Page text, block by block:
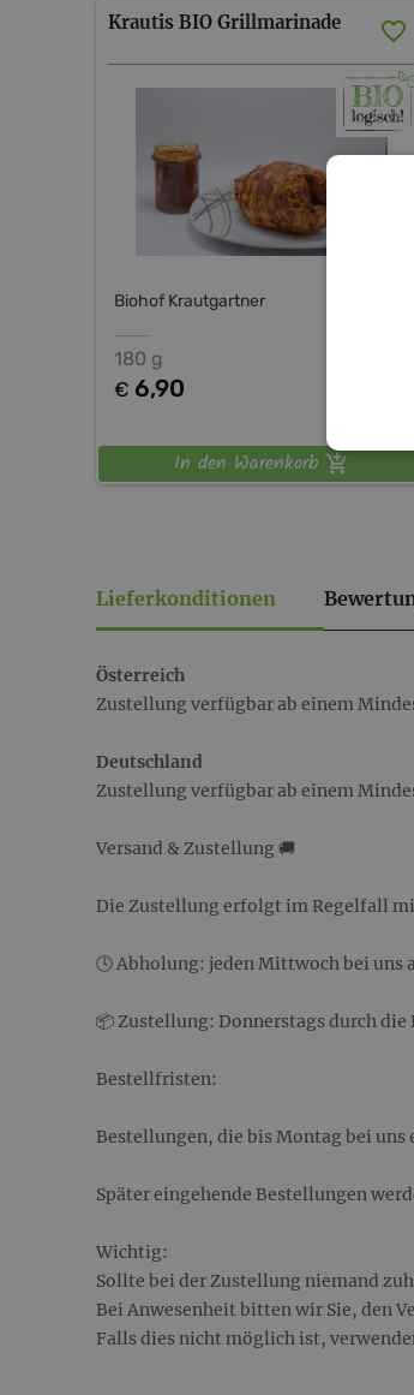
Krautis BIO Grillmarinade
Biohof Krautgartner
180 g
€ 6,90
In den Warenkorb
Lieferkonditionen
Österreich
Zustellung verfügbar ab einem
Deutschland
Zustellung verfügbar ab einem
Versand & Zustellung 🚚
Die Zustellung erfolgt im Regelfall
🕓 Abholung: jeden Mittwoch bei uns
📦 Zustellung: Donnerstags durch die
Bestellfristen:
Bestellungen, die bis Montag bei
Später eingehende Bestellungen
Wichtig:
Sollte bei der Zustellung niemand
Bei Anwesenheit bitten wir Sie, den
Falls dies nicht möglich ist,